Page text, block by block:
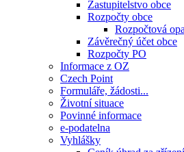
Zastupitelstvo obce
Rozpočty obce
Rozpočtová
Závěrečný účet obce
Rozpočty PO
Informace z OZ
Czech Point
Formuláře, žádosti...
Životní situace
Povinné informace
e-podatelna
Vyhlášky